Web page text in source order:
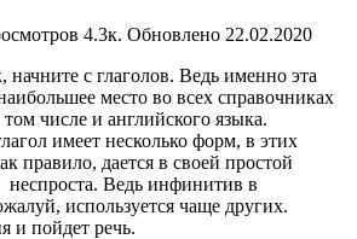
4.3к. Обновлено 22.02.2020
начните с глаголов. Ведь именно эта
место во всех справочниках
числе и английского языка.
имеет несколько форм, в этих
правило, дается в своей простой
Ведь инфинитив в
используется чаще других.
и пойдет речь.